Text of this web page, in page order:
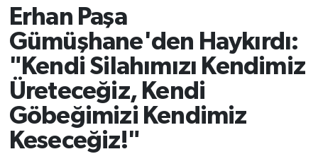
Erhan Paşa
Gümüşhane'den Haykırdı:
"Kendi Silahımızı Kendimiz
Üreteceğiz, Kendi
Göbeğimizi Kendimiz
Keseceğiz!"
Süper Lig Puan Durumu ve Fikstür
Tüm Manşetler
Son Dakika Haberleri
Haber Arşivi